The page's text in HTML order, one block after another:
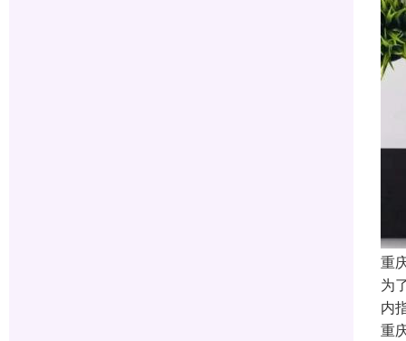
重
为
内
重